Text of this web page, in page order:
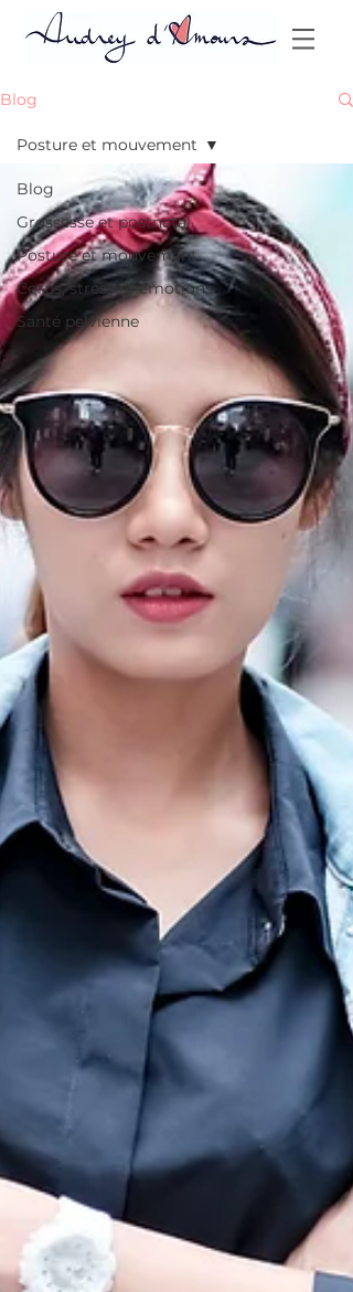
Blog
Blog
Grossesse et postnatal
Posture et mouvement
Corps, stress et émotions
Santé pelvienne
Posture et mouvement